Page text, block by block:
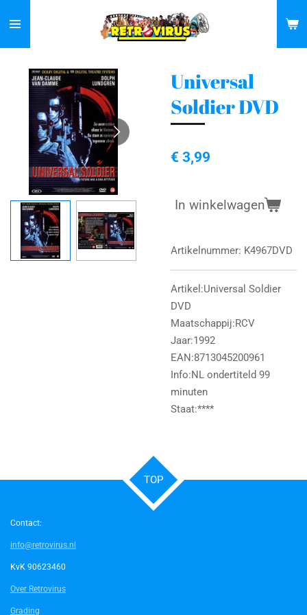
direct
naar
hoofdinhoud
Universal
Soldier DVD
€ 3,99
In winkelwagen
Artikelnummer: K4967DVD
Artikel:Universal Soldier
DVD
Maatschappij:RCV
Jaar:1992
EAN:8713045200961
Info:NL ondertiteld 99
minuten
Staat:****
TOP
Contact:
info@retrovirus.nl
KvK 90623460
Over Retrovirus
Grading